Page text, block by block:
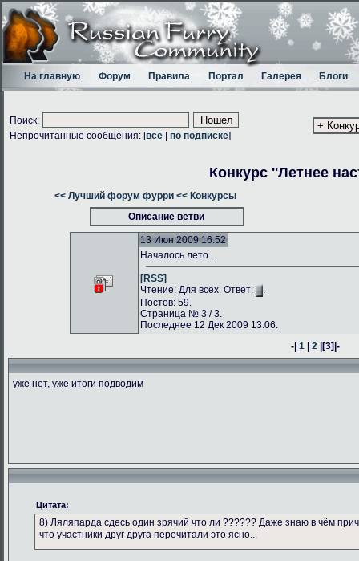
На главную Форум Правила Портал Галерея Блоги
Поиск:
Непрочитанные сообщения: [все по подписке]
Конкурс ''Летнее
<< Лучший форум фурри << Конкурсы
Описание ветви
13 Июн 2009 16:52
Началось лето...
[RSS]
Чтение: Для всех. Ответ:
.
Постов: 59.
Страница № 3 / 3.
Последнее 12 Дек 2009 13:06.
-|1 |2 |[3]|-
уже нет, уже итоги подводим
Цитата:
8) Ляляпарда сдесь один зрячий что ли ?????? Даже знаю в чём
что участники друг друга перечитали это ясно...